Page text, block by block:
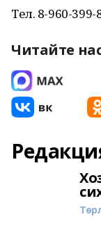
Тел. 8-960-
Читайте